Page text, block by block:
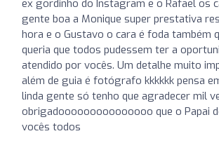
ex gordinho do Instagram e o Rafael os
gente boa a Monique super prestativa
hora e o Gustavo o cara é foda também
queria que todos pudessem ter a
atendido por vocês. Um detalhe muito
além de guia é fotógrafo kkkkkk pensa
linda gente só tenho que agradecer mil
obrigadooooooooooooooo que o Papai
vocês todos